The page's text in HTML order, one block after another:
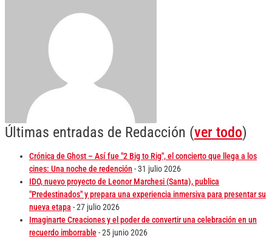
Últimas entradas de Redacción (ver todo)
Crónica de Ghost – Así fue "2 Big to Rig", el concierto que llega a los
cines: Una noche de redención - 31 julio 2026
IDO, nuevo proyecto de Leonor Marchesi (Santa), publica
"Predestinados" y prepara una experiencia inmersiva para presentar su
nueva etapa - 27 julio 2026
Imaginarte Creaciones y el poder de convertir una celebración en un
recuerdo imborrable- 25 junio 2026